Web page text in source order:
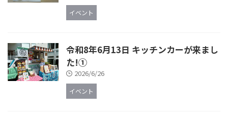
イベント
令和8年6月13日 キッチンカーが来まし
た!①
2026/6/26
イベント